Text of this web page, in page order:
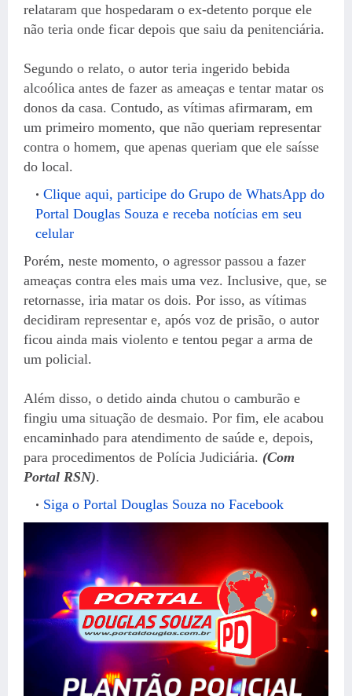
relataram que hospedaram o ex-detento porque ele
não teria onde ficar depois que saiu da penitenciária.
Segundo o relato, o autor teria ingerido bebida
alcoólica antes de fazer as ameaças e tentar matar os
donos da casa. Contudo, as vítimas afirmaram, em
um primeiro momento, que não queriam representar
contra o homem, que apenas queriam que ele saísse
do local.
Clique aqui, participe do Grupo de WhatsApp do
Portal Douglas Souza e receba notícias em seu
celular
Porém, neste momento, o agressor passou a fazer
ameaças contra eles mais uma vez. Inclusive, que, se
retornasse, iria matar os dois. Por isso, as vítimas
decidiram representar e, após voz de prisão, o autor
ficou ainda mais violento e tentou pegar a arma de
um policial.
Além disso, o detido ainda chutou o camburão e
fingiu uma situação de desmaio. Por fim, ele acabou
encaminhado para atendimento de saúde e, depois,
para procedimentos de Polícia Judiciária. (Com
Portal RSN).
Siga o Portal Douglas Souza no Facebook